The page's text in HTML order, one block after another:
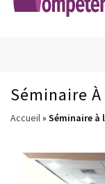
Séminaire À
Accueil» Séminaire à